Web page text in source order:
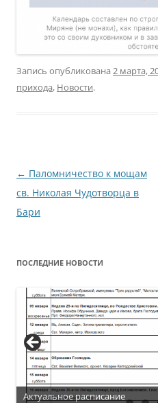
Запись опубликована 2 марта,
прихода, Новости.
Навигация
по
записям
← Паломничество к мощам
св. Николая Чудотворца в
Бари
ПОСЛЕДНИЕ НОВОСТИ
Актуальное расписание